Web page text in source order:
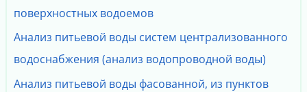
поверхностных водоемов
Анализ питьевой воды систем централизованного
водоснабжения (анализ водопроводной воды)
Анализ питьевой воды фасованной, из пунктов